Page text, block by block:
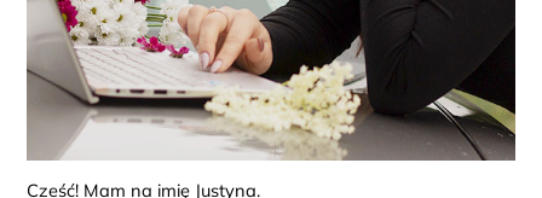
Cześć! Mam na imię Justyna.